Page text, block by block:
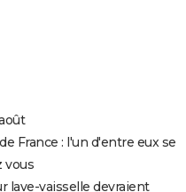
France : l'un d'entre eux se
vous
lave-vaisselle devraient